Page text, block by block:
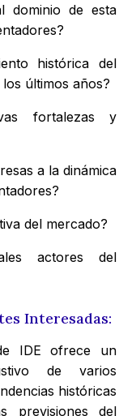
dominio de esta
histórica del
últimos años?
fortalezas y
a la dinámica
del mercado?
actores del
Interesadas:
IDE ofrece un
de varios
históricas
previsiones del